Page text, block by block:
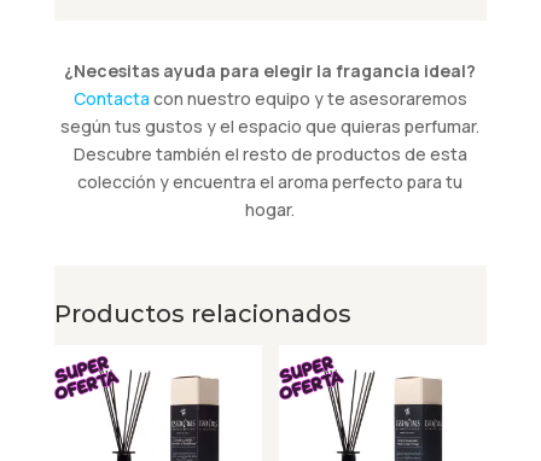
¿Necesitas ayuda para elegir la fragancia ideal?
Contacta con nuestro equipo y te asesoraremos
según tus gustos y el espacio que quieras perfumar.
Descubre también el resto de productos de esta
colección y encuentra el aroma perfecto para tu
hogar.
Productos relacionados